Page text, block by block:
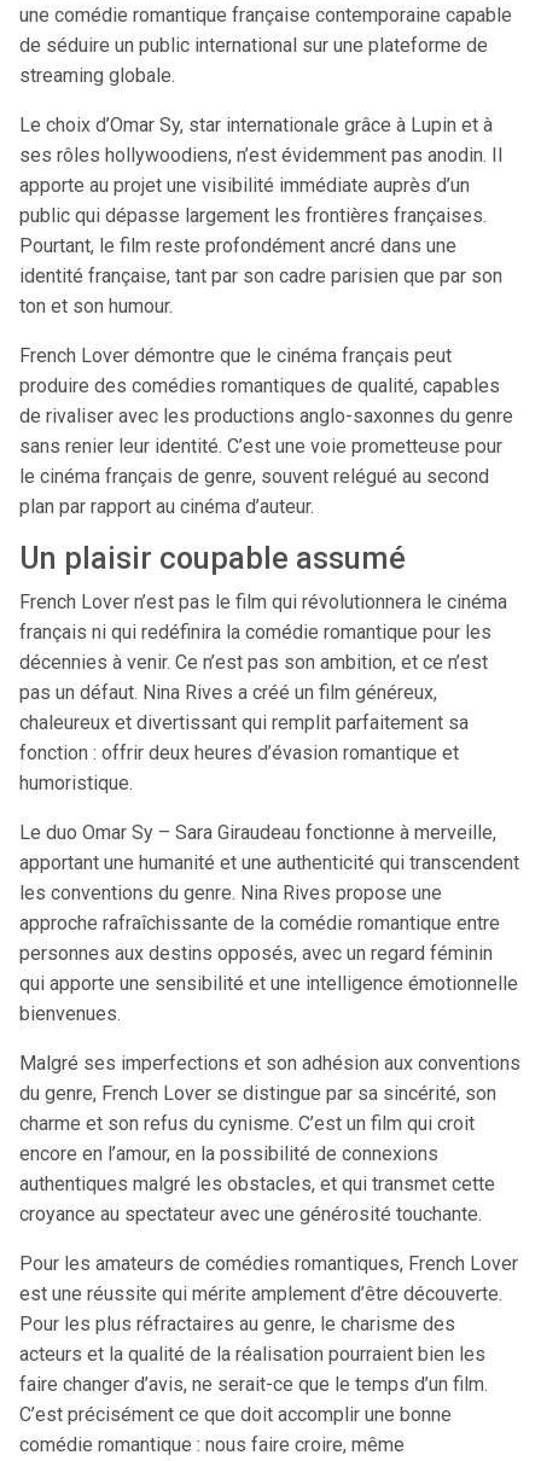
une comédie romantique française contemporaine capable
de séduire un public international sur une plateforme de
streaming globale.
Le choix d’Omar Sy, star internationale grâce à Lupin et à
ses rôles hollywoodiens, n’est évidemment pas anodin. Il
apporte au projet une visibilité immédiate auprès d’un
public qui dépasse largement les frontières françaises.
Pourtant, le film reste profondément ancré dans une
identité française, tant par son cadre parisien que par son
ton et son humour.
French Lover démontre que le cinéma français peut
produire des comédies romantiques de qualité, capables
de rivaliser avec les productions anglo-saxonnes du genre
sans renier leur identité. C’est une voie prometteuse pour
le cinéma français de genre, souvent relégué au second
plan par rapport au cinéma d’auteur.
Un plaisir coupable assumé
French Lover n’est pas le film qui révolutionnera le cinéma
français ni qui redéfinira la comédie romantique pour les
décennies à venir. Ce n’est pas son ambition, et ce n’est
pas un défaut. Nina Rives a créé un film généreux,
chaleureux et divertissant qui remplit parfaitement sa
fonction : offrir deux heures d’évasion romantique et
humoristique.
Le duo Omar Sy – Sara Giraudeau fonctionne à merveille,
apportant une humanité et une authenticité qui transcendent
les conventions du genre. Nina Rives propose une
approche rafraîchissante de la comédie romantique entre
personnes aux destins opposés, avec un regard féminin
qui apporte une sensibilité et une intelligence émotionnelle
bienvenues.
Malgré ses imperfections et son adhésion aux conventions
du genre, French Lover se distingue par sa sincérité, son
charme et son refus du cynisme. C’est un film qui croit
encore en l’amour, en la possibilité de connexions
authentiques malgré les obstacles, et qui transmet cette
croyance au spectateur avec une générosité touchante.
Pour les amateurs de comédies romantiques, French Lover
est une réussite qui mérite amplement d’être découverte.
Pour les plus réfractaires au genre, le charisme des
acteurs et la qualité de la réalisation pourraient bien les
faire changer d’avis, ne serait-ce que le temps d’un film.
C’est précisément ce que doit accomplir une bonne
comédie romantique : nous faire croire, même